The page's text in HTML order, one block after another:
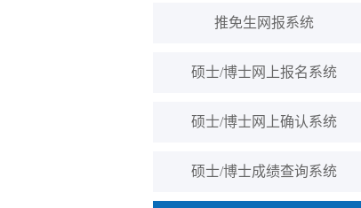
推免生网报系统
硕士/博士网上报名系统
硕士/博士网上确认系统
硕士/博士成绩查询系统